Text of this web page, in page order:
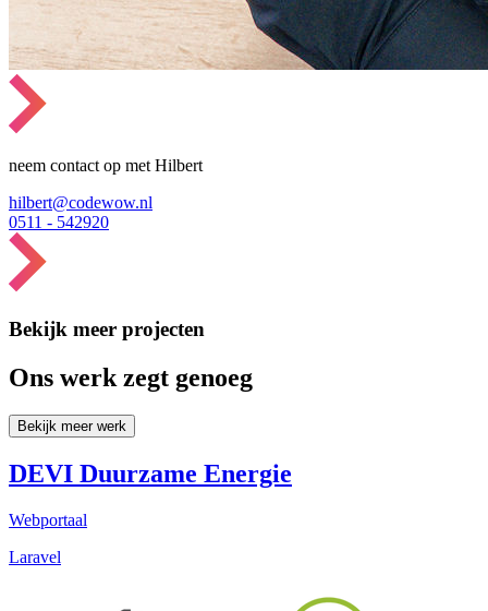
neem contact op met Hilbert
hilbert@codewow.nl
0511 - 542920
Bekijk meer projecten
Ons werk zegt genoeg
Bekijk meer werk
DEVI Duurzame Energie
Webportaal
Laravel